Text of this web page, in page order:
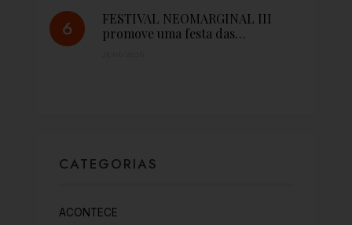
FESTIVAL NEOMARGINAL III
promove uma festa das…
CATEGORIAS
ACONTECE